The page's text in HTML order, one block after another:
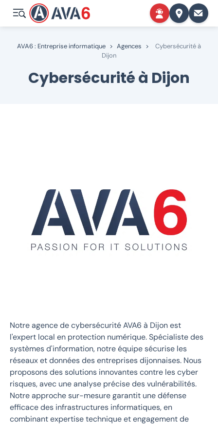
AVA6 : Entreprise informatique > Agences >
Cybersécurité à
Dijon
Cybersécurité à Dijon
Notre agence de cybersécurité AVA6 à Dijon est
l'expert local en protection numérique. Spécialiste des
systèmes d'information, notre équipe sécurise les
réseaux et données des entreprises dijonnaises. Nous
proposons des solutions innovantes contre les cyber
risques, avec une analyse précise des vulnérabilités.
Notre approche sur-mesure garantit une défense
efficace des infrastructures informatiques, en
combinant expertise technique et engagement de